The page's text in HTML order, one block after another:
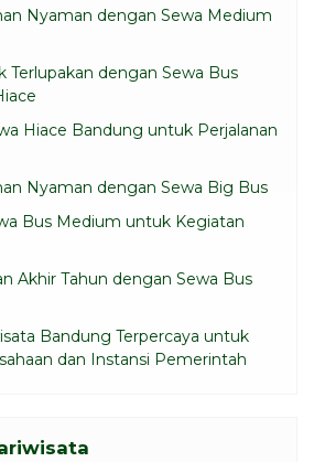
Nyaman dengan Sewa Medium
Terlupakan dengan Sewa Bus
Hiace Bandung untuk Perjalanan
Nyaman dengan Sewa Big Bus
Bus Medium untuk Kegiatan
Akhir Tahun dengan Sewa Bus
Bandung Terpercaya untuk
dan Instansi Pemerintah